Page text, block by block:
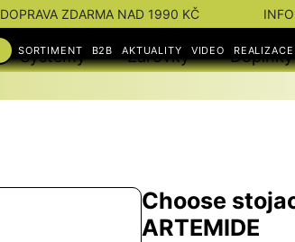
DOPRAVA ZDARMA NAD 1990 KČ
SORTIMENT B2B AKTUALITY VIDEO REALIZACE
Systémy Žárovky Doplňky
Choose
ARTEMIDE